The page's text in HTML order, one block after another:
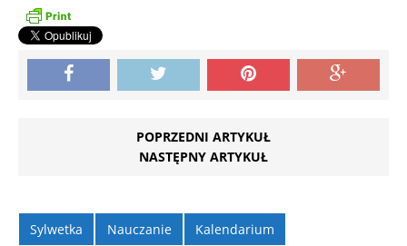
POPRZEDNI ARTYKUŁ
NASTĘPNY ARTYKUŁ
Sylwetka Nauczanie Kalendarium